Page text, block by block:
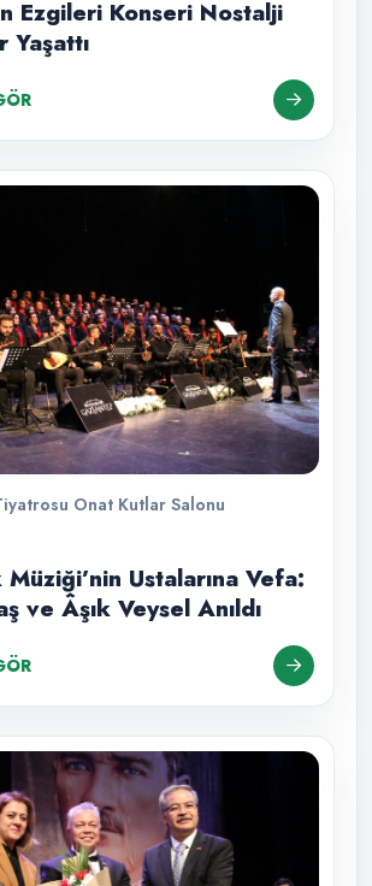
Ezgileri Konseri Nostalji
Yaşattı
Onat Kutlar Salonu
Ustalarına Vefa:
ve Âşık Veysel Anıldı